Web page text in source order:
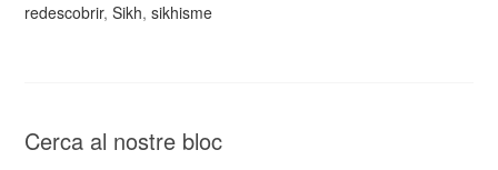
redescobrir,Sikh,sikhisme
Cerca al nostre bloc